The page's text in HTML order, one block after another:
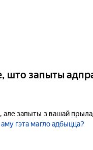
што запыты
але запыты з вашай
гэта магло адбыцца?